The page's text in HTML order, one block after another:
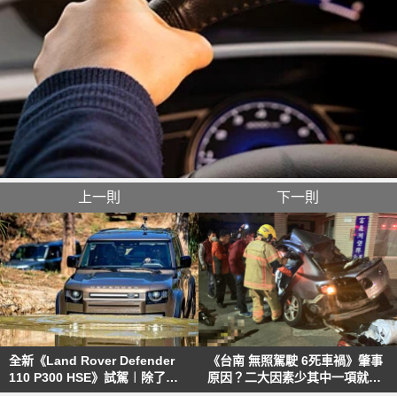
上一則
全新《Land Rover Defender
110 P300 HSE》試駕︱除了飛
下一則
《台南 無照駕駛 6死車禍》肇事
原因？二大因素少其中一項就不